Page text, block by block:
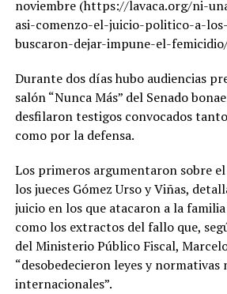
noviembre (https://lavaca.org/ni-
asi-comenzo-el-juicio-politico-a-
buscaron-dejar-impune-el-
Durante dos días hubo audiencias
salón “Nunca Más” del Senado
desfilaron testigos convocados
como por la defensa.
Los primeros argumentaron sobre
los jueces Gómez Urso y Viñas,
juicio en los que atacaron a la
como los extractos del fallo que,
del Ministerio Público Fiscal,
“desobedecieron leyes y normativas
internacionales”.